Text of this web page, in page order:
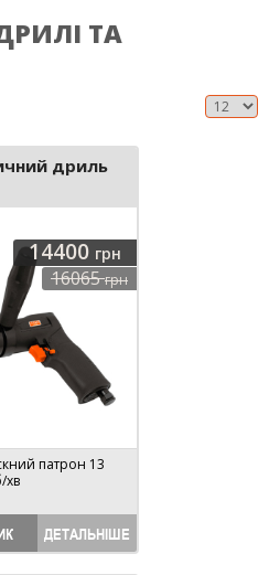
ТА
дриль
14400 грн
16065грн
патрон 13
хв
ДЕТАЛЬНІШЕ